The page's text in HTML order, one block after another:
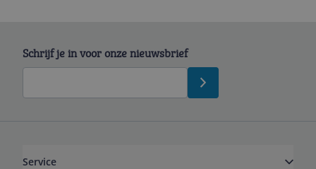
Schrijf je in voor onze nieuwsbrief
Service